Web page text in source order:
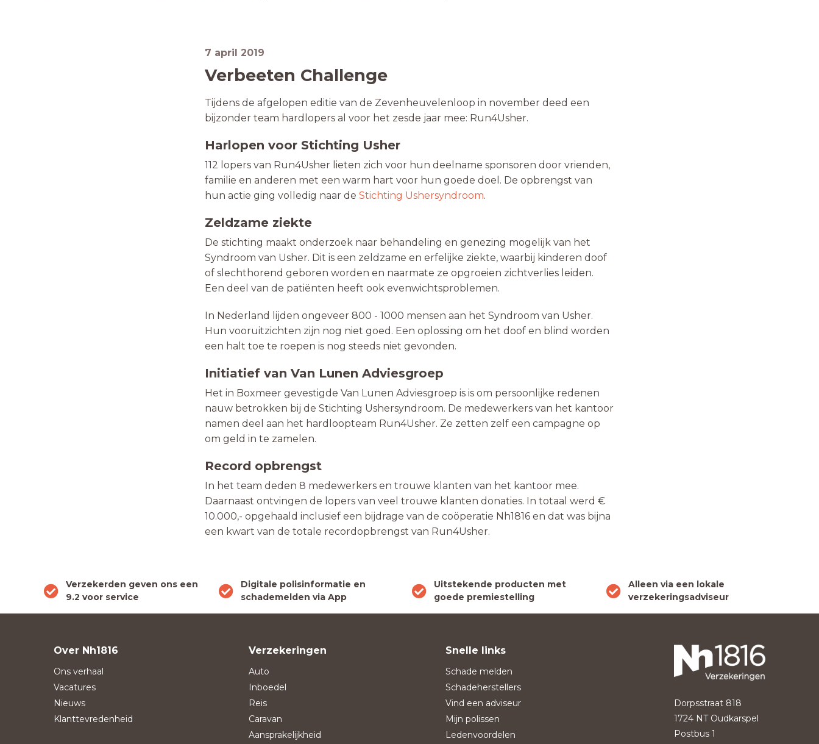
7 april 2019
Verbeeten Challenge
Tijdens de afgelopen editie van de Zevenheuvelenloop in november deed een
bijzonder team hardlopers al voor het zesde jaar mee: Run4Usher.
Harlopen voor Stichting Usher
112 lopers van Run4Usher lieten zich voor hun deelname sponsoren door vrienden,
familie en anderen met een warm hart voor hun goede doel. De opbrengst van
hun actie ging volledig naar de Stichting Ushersyndroom.
Zeldzame ziekte
De stichting maakt onderzoek naar behandeling en genezing mogelijk van het
Syndroom van Usher. Dit is een zeldzame en erfelijke ziekte, waarbij kinderen doof
of slechthorend geboren worden en naarmate ze opgroeien zichtverlies leiden.
Een deel van de patiënten heeft ook evenwichtsproblemen.
In Nederland lijden ongeveer 800 - 1000 mensen aan het Syndroom van Usher.
Hun vooruitzichten zijn nog niet goed. Een oplossing om het doof en blind worden
een halt toe te roepen is nog steeds niet gevonden.
Initiatief van Van Lunen Adviesgroep
Het in Boxmeer gevestigde Van Lunen Adviesgroep is is om persoonlijke redenen
nauw betrokken bij de Stichting Ushersyndroom. De medewerkers van het kantoor
namen deel aan het hardloopteam Run4Usher. Ze zetten zelf een campagne op
om geld in te zamelen.
Record opbrengst
In het team deden 8 medewerkers en trouwe klanten van het kantoor mee.
Daarnaast ontvingen de lopers van veel trouwe klanten donaties. In totaal werd €
10.000,- opgehaald inclusief een bijdrage van de coöperatie Nh1816 en dat was bijna
een kwart van de totale recordopbrengst van Run4Usher.
Verzekerden geven ons een
9.2 voor service
Digitale polisinformatie en
schademelden via App
Uitstekende producten met
goede premiestelling
Alleen via een lokale
verzekeringsadviseur
Over Nh1816
Ons verhaal
Vacatures
Nieuws
Klanttevredenheid
Verzekeringen
Auto
Inboedel
Reis
Caravan
Aansprakelijkheid
Snelle links
Schade melden
Schadeherstellers
Vind een adviseur
Mijn polissen
Ledenvoordelen
Dorpsstraat 818
1724 NT Oudkarspel
Postbus 1